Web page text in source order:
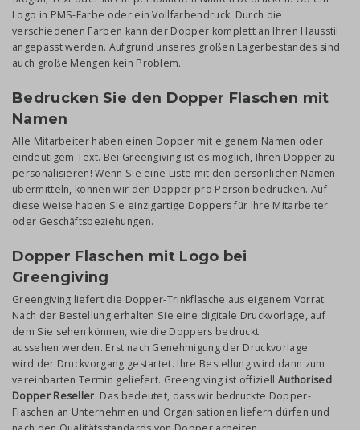
Logo in PMS-Farbe oder ein Vollfarbendruck. Durch die
verschiedenen Farben kann der Dopper komplett an Ihren Hausstil
angepasst werden. Aufgrund unseres großen Lagerbestandes sind
auch große Mengen kein Problem.
Bedrucken Sie den Dopper Flaschen mit
Namen
Alle Mitarbeiter haben einen Dopper mit eigenem Namen oder
eindeutigem Text. Bei Greengiving ist es möglich, Ihren Dopper zu
personalisieren! Wenn Sie eine Liste mit den persönlichen Namen
übermitteln, können wir den Dopper pro Person bedrucken. Auf
diese Weise haben Sie einzigartige Doppers für Ihre Mitarbeiter
oder Geschäftsbeziehungen.
Dopper Flaschen mit Logo bei
Greengiving
Greengiving liefert die Dopper-Trinkflasche aus eigenem Vorrat.
Nach der Bestellung erhalten Sie eine digitale Druckvorlage, auf
dem Sie sehen können, wie die Doppers bedruckt
aussehen werden. Erst nach Genehmigung der Druckvorlage
wird der Druckvorgang gestartet. Ihre Bestellung wird dann zum
vereinbarten Termin geliefert. Greengiving ist offiziell Authorised
Dopper Reseller. Das bedeutet, dass wir bedruckte Dopper-
Flaschen an Unternehmen und Organisationen liefern dürfen und